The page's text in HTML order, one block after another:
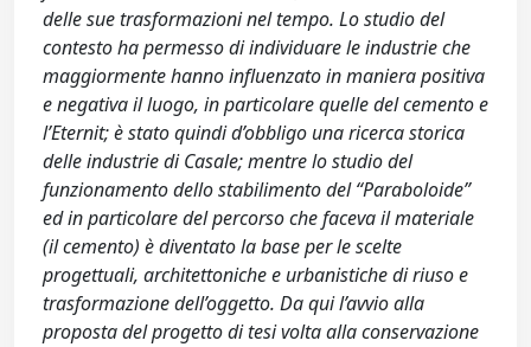
delle sue trasformazioni nel tempo. Lo studio del
contesto ha permesso di individuare le industrie che
maggiormente hanno influenzato in maniera positiva
e negativa il luogo, in particolare quelle del cemento e
l’Eternit; è stato quindi d’obbligo una ricerca storica
delle industrie di Casale; mentre lo studio del
funzionamento dello stabilimento del “Paraboloide”
ed in particolare del percorso che faceva il materiale
(il cemento) è diventato la base per le scelte
progettuali, architettoniche e urbanistiche di riuso e
trasformazione dell’oggetto. Da qui l’avvio alla
proposta del progetto di tesi volta alla conservazione